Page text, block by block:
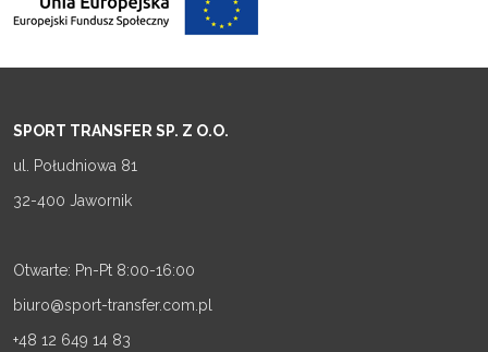
SPORT TRANSFER SP. Z O.O.
ul. Południowa 81
32-400 Jawornik
Otwarte: Pn-Pt 8:00-16:00
biuro@sport-transfer.com.pl
+48 12 649 14 83